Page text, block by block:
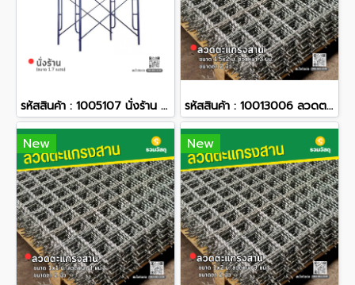
รหัสสินค้า : 1005107 นั่งร้าน ขนาด 1.7 เมตร รหัสสินค้า : 10013006 ลวดตะแกรงสาน ขนาด 1.5x2 ม. ลวดหนา 3 มม. ขนาดตา 2 นิ้ว
New New